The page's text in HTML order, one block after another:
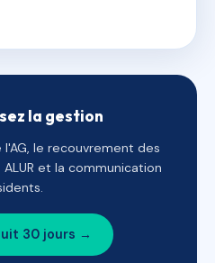
la gestion
le recouvrement des
et la communication
30 jours →